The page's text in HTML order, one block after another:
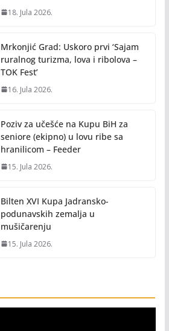
18. Jula 2026.
Mrkonjić Grad: Uskoro prvi ‘Sajam
ruralnog turizma, lova i ribolova –
TOK Fest’
16. Jula 2026.
Poziv za učešće na Kupu BiH za
seniore (ekipno) u lovu ribe sa
hranilicom – Feeder
15. Jula 2026.
Bilten XVI Kupa Jadransko-
podunavskih zemalja u
mušičarenju
15. Jula 2026.